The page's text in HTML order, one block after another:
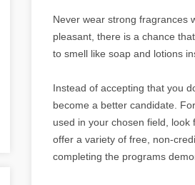
Never wear strong fragrances
pleasant, there is a chance
to smell like soap and lotions
Instead of accepting that you
become a better candidate.
used in your chosen field,
offer a variety of free, non-
completing the programs